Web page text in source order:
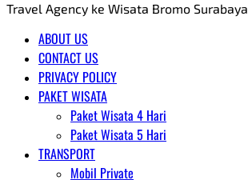
Travel Agency ke Wisata Bromo Surabaya
ABOUT US
CONTACT US
PRIVACY POLICY
PAKET WISATA
Paket Wisata 4 Hari
Paket Wisata 5 Hari
TRANSPORT
Mobil Private